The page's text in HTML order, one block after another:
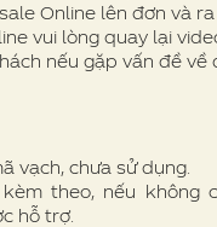
Online lên đơn và
vui lòng quay lại
nếu gặp vấn đề về
vạch, chưa sử dụng.
theo, nếu không
hỗ trợ.